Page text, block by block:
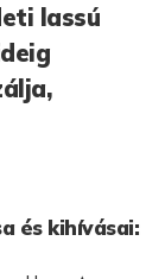
lassú
és kihívásai: